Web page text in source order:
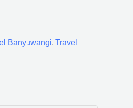
Banyuwangi, Travel